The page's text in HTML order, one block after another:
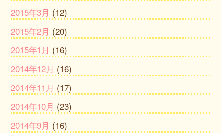
2015年3月 (12)
2015年2月 (20)
2015年1月 (16)
2014年12月 (16)
2014年11月 (17)
2014年10月 (23)
2014年9月 (16)